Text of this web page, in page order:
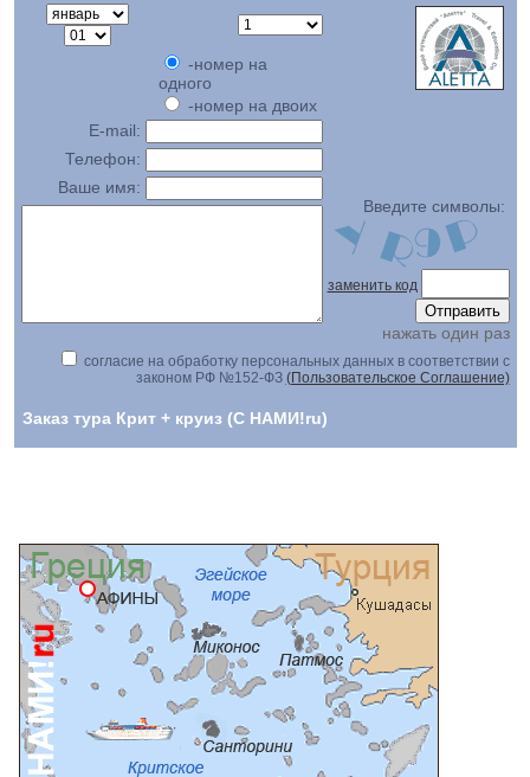
Введите символы:
заменить код
нажать один раз
-номер на
одного
-номер на двоих
E-mail:
Телефон:
Ваше имя:
согласие на обработку персональных данных в соответствии с
законом РФ №152-ФЗ (Пользовательское Соглашение)
Заказ тура Крит + круиз (С НАМИ!ru)